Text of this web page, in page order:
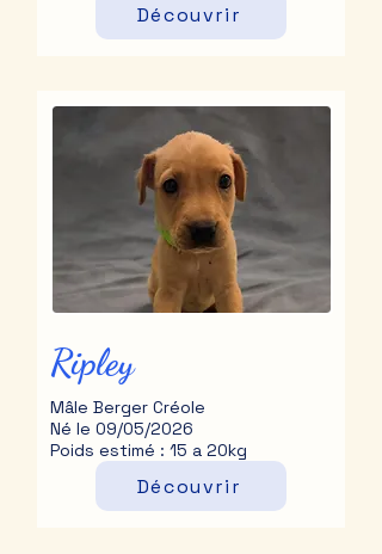
Découvrir
Ripley
Mâle Berger Créole
Né le 09/05/2026
Poids estimé : 15 a 20kg
Découvrir